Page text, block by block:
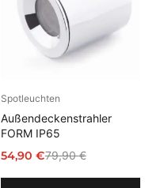
Spotleuchten
Außendeckenstrahler
FORM IP65
79,90€
Ursprünglicher
Preis
54,90 €
Aktueller
Preis